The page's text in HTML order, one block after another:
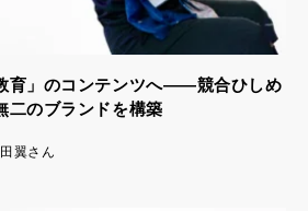
育」のコンテンツへ――競合ひしめ
二のブランドを構築
翼さん